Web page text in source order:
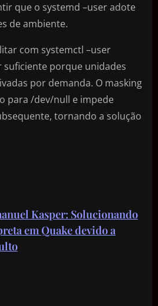
que o systemd –user adote
de ambiente.
com systemctl –user
suficiente porque unidades
por demanda. O masking
para /dev/null e impede
tornando a solução
Kasper: Solucionando
em Quake devido a